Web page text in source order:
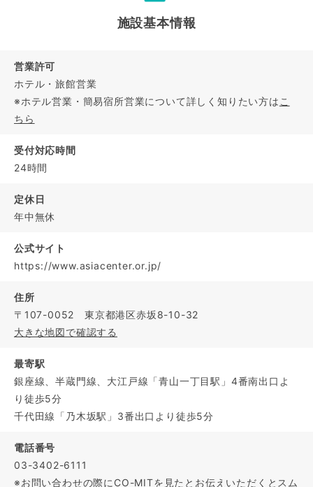
施設基本情報
営業許可
ホテル・旅館営業
※ホテル営業・簡易宿所営業について詳しく知りたい方は こ
ちら
受付対応時間
24時間
定休日
年中無休
公式サイト
https://www.asiacenter.or.jp/
住所
〒107-0052 東京都港区赤坂8-10-32
大きな地図で確認する
最寄駅
銀座線、半蔵門線、大江戸線「青山一丁目駅」4番南出口よ
り徒歩5分
千代田線「乃木坂駅」3番出口より徒歩5分
電話番号
03-3402-6111
※お問い合わせの際にCO-MITを見たとお伝えいただくとスム